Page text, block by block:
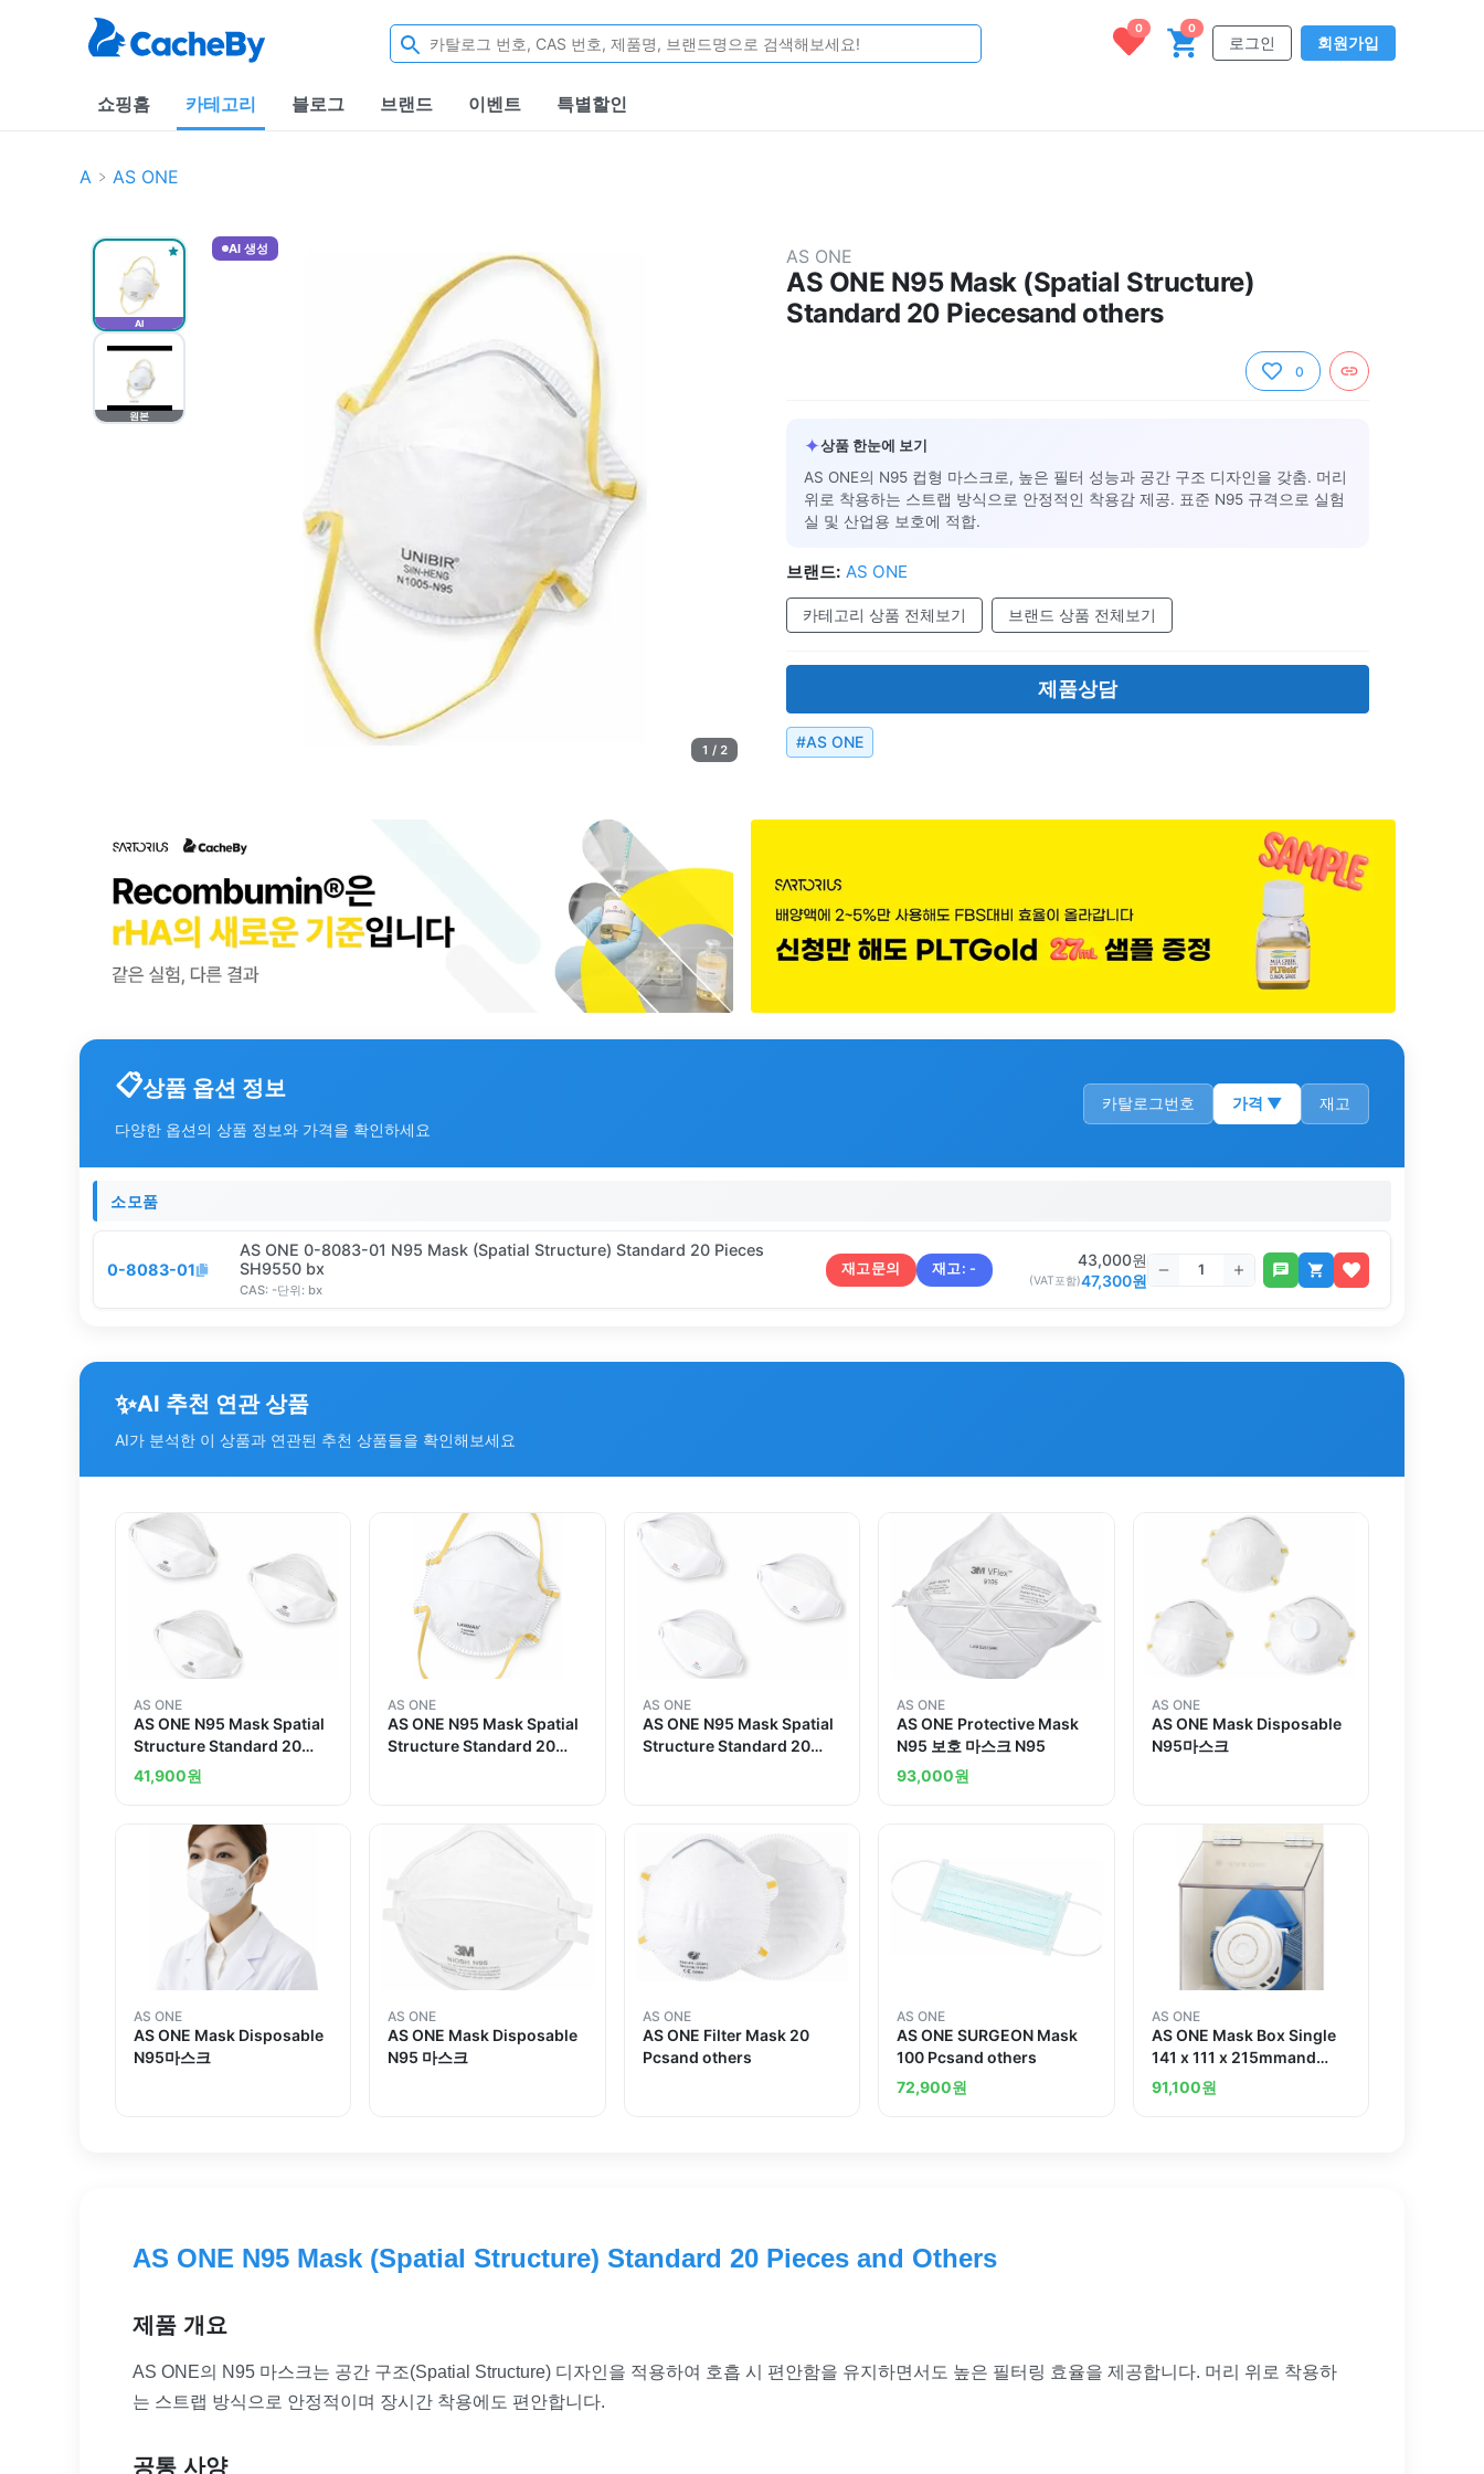
0 0
로그인 회원가입
쇼핑홈 카테고리 블로그 브랜드 이벤트 특별할인
A AS ONE
AI
원본
AI 생성
1 / 2
AS ONE
AS ONE N95 Mask (Spatial Structure)
Standard 20 Piecesand others
0
✦상품 한눈에 보기
AS ONE의 N95 컵형 마스크로, 높은 필터 성능과 공간 구조 디자인을 갖춤. 머리
위로 착용하는 스트랩 방식으로 안정적인 착용감 제공. 표준 N95 규격으로 실험
실 및 산업용 보호에 적합.
브랜드: AS ONE
카테고리 상품 전체보기 브랜드 상품 전체보기
제품상담
#AS ONE
상품 옵션 정보
다양한 옵션의 상품 정보와 가격을 확인하세요
카탈로그번호 가격 ▼ 재고
소모품
0-8083-01
AS ONE 0-8083-01 N95 Mask (Spatial Structure) Standard 20 Pieces
SH9550 bx
CAS: -단위: bx
재고문의 재고: - 43,000원
(VAT포함)47,300원
✨AI 추천 연관 상품
AI가 분석한 이 상품과 연관된 추천 상품들을 확인해보세요
AS ONE
AS ONE N95 Mask Spatial
Structure Standard 20
Piecesand others
41,900원
AS ONE
AS ONE N95 Mask Spatial
Structure Standard 20
AS ONE
AS ONE N95 Mask Spatial
Structure Standard 20
AS ONE
AS ONE Protective Mask
N95 보호 마스크 N95
93,000원
AS ONE
AS ONE Mask Disposable
N95마스크
AS ONE
AS ONE Mask Disposable
N95마스크
AS ONE
AS ONE Mask Disposable
N95 마스크
AS ONE
AS ONE Filter Mask 20
Pcsand others
AS ONE
AS ONE SURGEON Mask
100 Pcsand others
72,900원
AS ONE
AS ONE Mask Box Single
141 x 111 x 215mmand
others
91,100원
AS ONE N95 Mask (Spatial Structure) Standard 20 Pieces and Others
제품 개요
AS ONE의 N95 마스크는 공간 구조(Spatial Structure) 디자인을 적용하여 호흡 시 편안함을 유지하면서도 높은 필터링 효율을 제공합니다. 머리 위로 착용하
는 스트랩 방식으로 안정적이며 장시간 착용에도 편안합니다.
공통 사양